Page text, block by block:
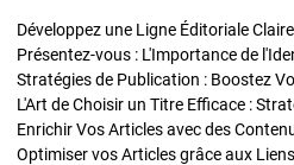
Développez une Ligne Éditoriale
Présentez-vous : L'Importance de
L'Art de Choisir un Titre Efficace :
Optimiser vos Articles grâce aux Liens